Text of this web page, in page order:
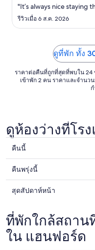
"It’s always nice staying
รีวิวเมื่อ 6 ส.ค. 2026
ดูที่พัก ทั้ง
ราคาต่อคืนที่ถูกที่สุดที่พบใน 24
เข้าพัก 2 คน ราคาและจำนว
ดูห้องว่างที่โร
ดูรา
คา
ที่พัก
ใน
แฮนฟ
อร์ด
สำหรับ
คืน
คืนนี้
ดูรา
คา
ที่พัก
แฮนฟ
อร์ด
สำหรับ
คืนพรุ่งนี้
ดูรา
ที่พัก
ใน
แฮนฟ
สุดสัปดาห์หน้า
ที่พักใกล้สถาน
ใน แฮนฟอร์ด